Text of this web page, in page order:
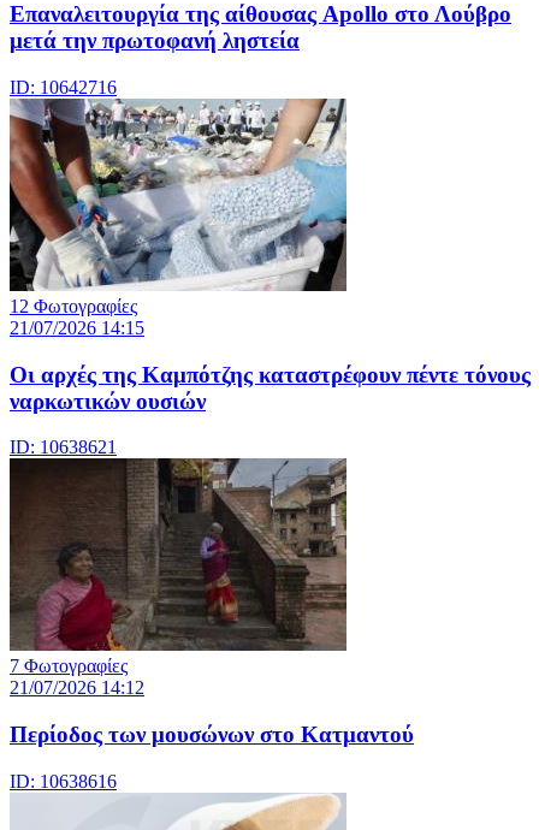
Eπαναλειτουργία της αίθουσας Apollo στο Λούβρο
μετά την πρωτοφανή ληστεία
ID: 10642716
12 Φωτογραφίες
21/07/2026 14:15
Οι αρχές της Καμπότζης καταστρέφουν πέντε τόνους
ναρκωτικών ουσιών
ID: 10638621
7 Φωτογραφίες
21/07/2026 14:12
Περίοδος των μουσώνων στο Κατμαντού
ID: 10638616